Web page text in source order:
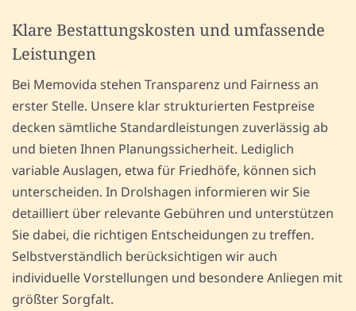
Klare Bestattungskosten und umfassende
Leistungen
Bei Memovida stehen Transparenz und Fairness an
erster Stelle. Unsere klar strukturierten Festpreise
decken sämtliche Standardleistungen zuverlässig ab
und bieten Ihnen Planungssicherheit. Lediglich
variable Auslagen, etwa für Friedhöfe, können sich
unterscheiden. In Drolshagen informieren wir Sie
detailliert über relevante Gebühren und unterstützen
Sie dabei, die richtigen Entscheidungen zu treffen.
Selbstverständlich berücksichtigen wir auch
individuelle Vorstellungen und besondere Anliegen mit
größter Sorgfalt.